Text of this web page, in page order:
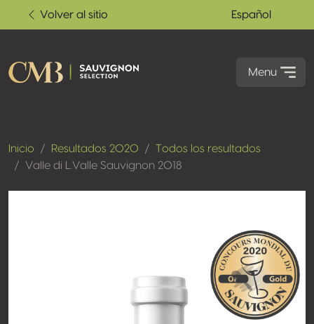
Volver al sitio Español
Menu
Inicio Resultados 2020
Todos los resultados
Valle di L.Valle Sauvignon 2018